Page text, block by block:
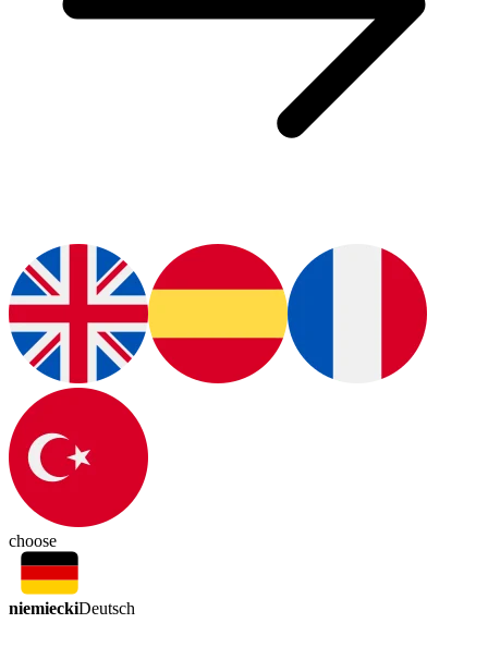
choose
niemieckiDeutsch